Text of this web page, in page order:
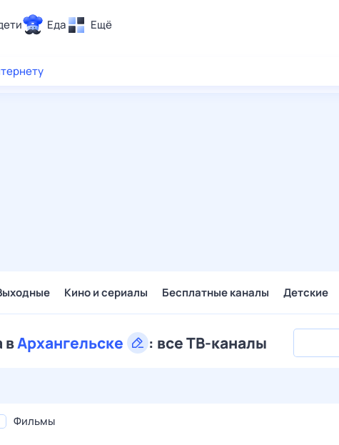
Еда Ещё
Кино и сериалы Бесплатные каналы Детские
вАрхангельске : все ТВ-каналы
Фильмы